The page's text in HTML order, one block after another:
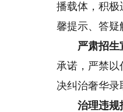
播载体，积极
馨提示、答疑
严肃招生
承诺，严禁以
决纠治奢华录
治理违规